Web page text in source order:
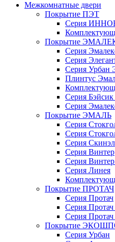
Межкомнатные двери
Покрытие ПЭТ
Серия
Покрытие
Серия
Серия
Серия Урбан
Плинтус
Серия
Серия
Покрытие ЭМАЛЬ
Серия
Серия
Серия Скинэл
Серия Винтер
Серия
Серия Линея
Покрытие ПРОТАЧ
Серия Протач
Серия
Серия
Покрытие
Серия Урбан